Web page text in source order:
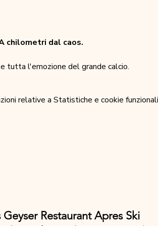
chilometri dal caos.
tutta l'emozione del grande calcio.
relative a Statistiche e cookie
Restaurant Apres Ski